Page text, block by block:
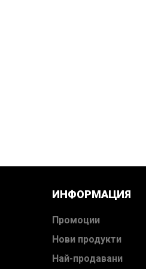
ИНФОРМАЦИЯ
Промоции
Нови продукти
Най-продавани